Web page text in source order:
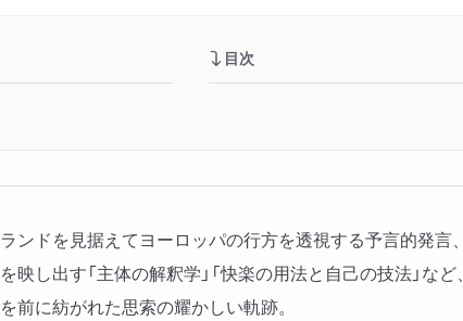
目次
ンドを見据えてヨーロッパの行方を透視する予言的発言、
映し出す「主体の解釈学」「快楽の用法と自己の技法」など、
前に紡がれた思索の耀かしい軌跡。